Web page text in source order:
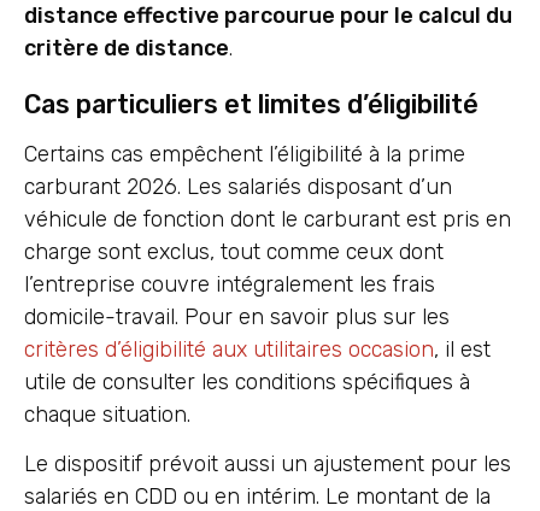
distance effective parcourue pour le calcul du
critère de distance.
Cas particuliers et limites d’éligibilité
Certains cas empêchent l’éligibilité à la prime
carburant 2026. Les salariés disposant d’un
véhicule de fonction dont le carburant est pris en
charge sont exclus, tout comme ceux dont
l’entreprise couvre intégralement les frais
domicile-travail. Pour en savoir plus sur les
critères d’éligibilité aux utilitaires occasion, il est
utile de consulter les conditions spécifiques à
chaque situation.
Le dispositif prévoit aussi un ajustement pour les
salariés en CDD ou en intérim. Le montant de la